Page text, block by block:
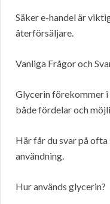
Säker e-handel är
återförsäljare.
Vanliga Frågor och
Glycerin förekommer
både fördelar och
Här får du svar på
användning.
Hur används glycerin?